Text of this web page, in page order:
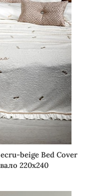
beige Bed Cover
220х240